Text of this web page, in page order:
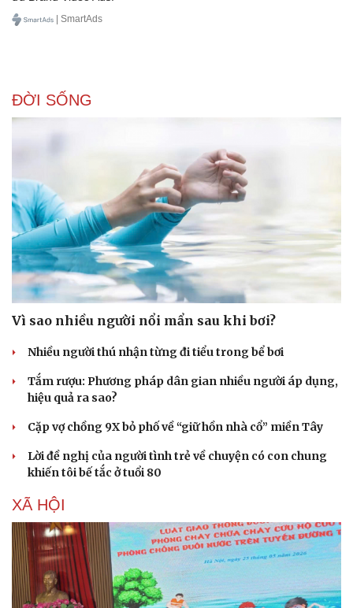
Dinh dưỡng - món ngon
Cây thuốc
Làm đẹp - giảm cân
Phòng mạch online
Ăn sạch sống khỏe
| SmartAds
ĐỜI SỐNG
Vì sao nhiều người nổi mẩn sau khi bơi?
Nhiều người thú nhận từng đi tiểu trong bể bơi
Tắm rượu: Phương pháp dân gian nhiều người áp dụng,
hiệu quả ra sao?
Cặp vợ chồng 9X bỏ phố về “giữ hồn nhà cổ” miền Tây
Lời đề nghị của người tình trẻ về chuyện có con chung
khiến tôi bế tắc ở tuổi 80
XÃ HỘI